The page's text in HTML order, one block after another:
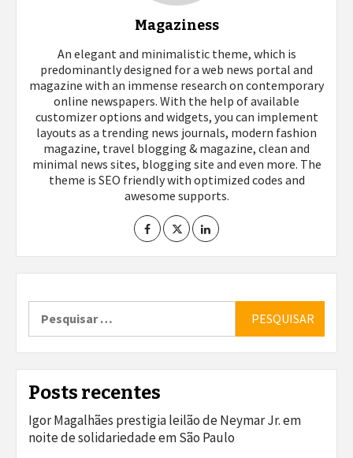
Magaziness
An elegant and minimalistic theme, which is
predominantly designed for a web news portal and
magazine with an immense research on contemporary
online newspapers. With the help of available
customizer options and widgets, you can implement
layouts as a trending news journals, modern fashion
magazine, travel blogging & magazine, clean and
minimal news sites, blogging site and even more. The
theme is SEO friendly with optimized codes and
awesome supports.
por:
Posts recentes
Igor Magalhães prestigia leilão de Neymar Jr. em
noite de solidariedade em São Paulo